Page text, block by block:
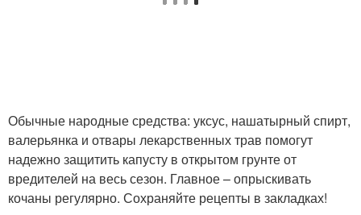
Обычные народные средства: уксус, нашатырный спирт,
валерьянка и отвары лекарственных трав помогут
надежно защитить капусту в открытом грунте от
вредителей на весь сезон. Главное – опрыскивать
кочаны регулярно. Сохраняйте рецепты в закладках!